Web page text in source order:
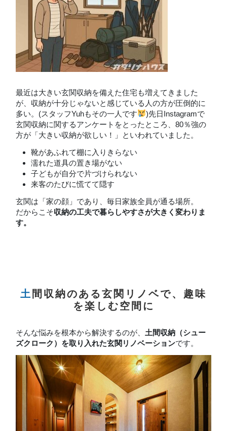
最近は大きい玄関収納を備えた住宅も増えてきました
が、収納が十分じゃないと感じている人の方が圧倒的に
多い。(スタッフYuhもその一人です
)先日Instagramで
玄関収納に関するアンケートをとったところ、80％強の
方が「大きい収納が欲しい！」といわれていました。
靴があふれて棚に入りきらない
濡れた道具の置き場がない
子どもが自分で片づけられない
来客のたびに慌てて隠す
玄関は「家の顔」であり、毎日家族全員が通る場所。
だからこそ収納の工夫で暮らしやすさが大きく変わりま
す。
土間収納のある玄関リノベで、趣味
を楽しむ空間に
そんな悩みを根本から解決するのが、 土間収納（シュー
ズクローク）を取り入れた玄関リノベーションです。